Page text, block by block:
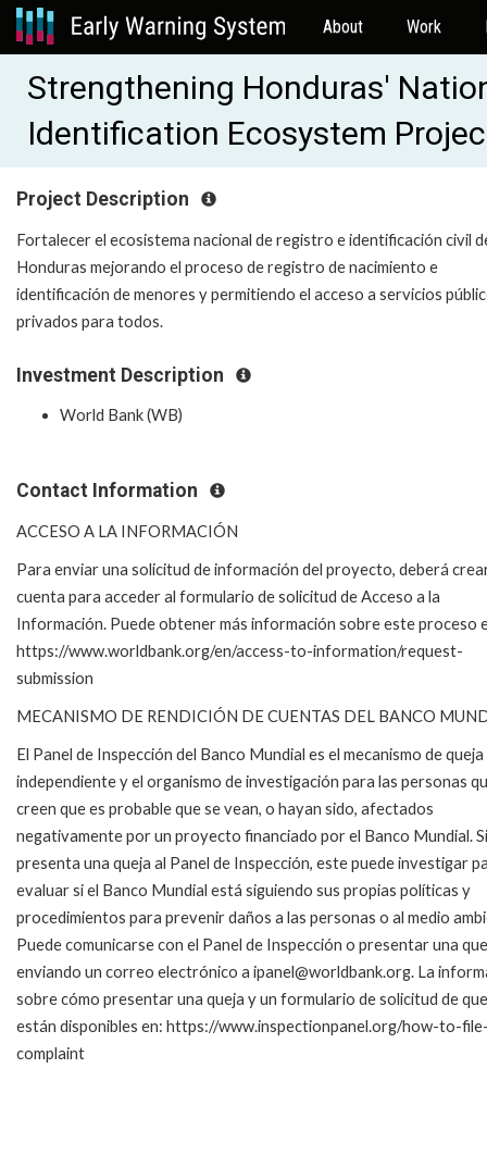
About Work
Strengthening Honduras'
Identification Ecosystem
Project Description
Fortalecer el ecosistema nacional de registro e identificación civil
Honduras mejorando el proceso de registro de nacimiento e
identificación de menores y permitiendo el acceso a servicios
privados para todos.
Investment Description
World Bank (WB)
Contact Information
ACCESO A LA INFORMACIÓN
Para enviar una solicitud de información del proyecto, deberá
cuenta para acceder al formulario de solicitud de Acceso a la
Información. Puede obtener más información sobre este proceso
https://www.worldbank.org/en/access-to-information/request-
submission
MECANISMO DE RENDICIÓN DE CUENTAS DEL BANCO
El Panel de Inspección del Banco Mundial es el mecanismo de queja
independiente y el organismo de investigación para las personas
creen que es probable que se vean, o hayan sido, afectados
negativamente por un proyecto financiado por el Banco Mundial.Si
presenta una queja al Panel de Inspección, este puede investigar
evaluar si el Banco Mundial está siguiendo sus propias políticas y
procedimientos para prevenir daños a las personas o al medio
Puede comunicarse con el Panel de Inspección o presentar una
enviando un correo electrónico a ipanel@worldbank.org. La
sobre cómo presentar una queja y un formulario de solicitud de
están disponibles en: https://www.inspectionpanel.org/how-to-
complaint